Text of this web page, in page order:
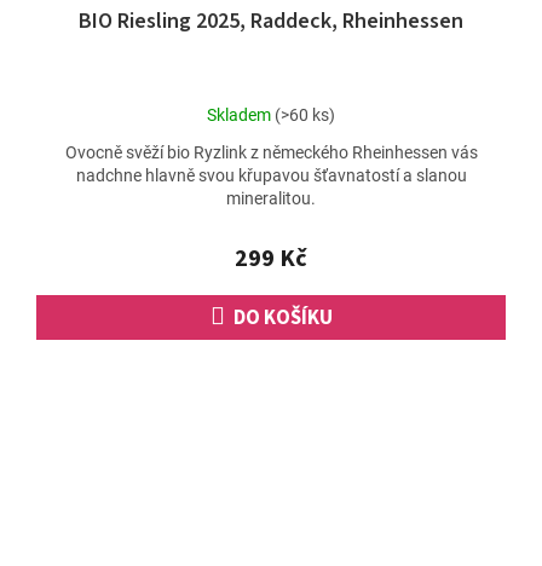
BIO Riesling 2025, Raddeck, Rheinhessen
Průměrné
produktu
je
5,0
5
hvězdiček.
Skladem (>60 ks)
299 Kč
DO KOŠÍKU
Ovocně svěží bio Ryzlink z německého Rheinhessen vás
nadchne hlavně svou křupavou šťavnatostí a slanou
mineralitou.